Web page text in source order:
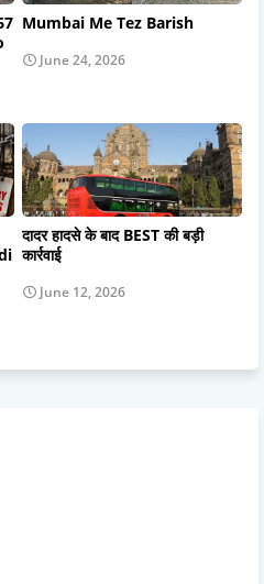
Mumbai Me Tez Barish
June 24, 2026
दादर हादसे के बाद BEST की बड़ी
कार्रवाई
June 12, 2026